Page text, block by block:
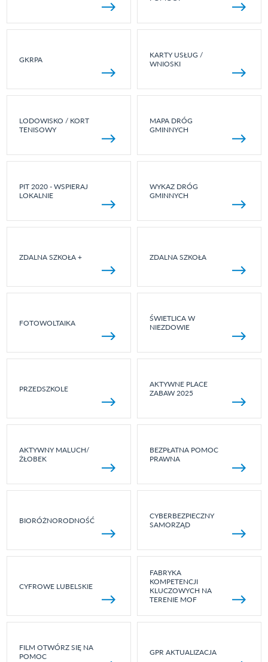
GKRPA
KARTY USŁUG /
WNIOSKI
LODOWISKO / KORT
TENISOWY
MAPA DRÓG
GMINNYCH
PIT 2020 - WSPIERAJ
LOKALNIE
WYKAZ DRÓG
GMINNYCH
ZDALNA SZKOŁA + ZDALNA SZKOŁA
FOTOWOLTAIKA
ŚWIETLICA W
NIEZDOWIE
PRZEDSZKOLE
AKTYWNE PLACE
ZABAW 2025
AKTYWNY MALUCH/
ŻŁOBEK
BEZPŁATNA POMOC
PRAWNA
BIORÓŻNORODNOŚĆ
CYBERBEZPIECZNY
SAMORZĄD
CYFROWE LUBELSKIE
FABRYKA
KOMPETENCJI
KLUCZOWYCH NA
TERENIE MOF
FILM OTWÓRZ SIĘ NA
POMOC
GPR AKTUALIZACJA